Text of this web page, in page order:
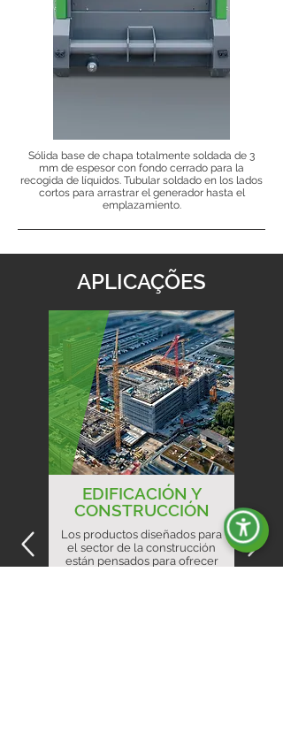
Sólida base de chapa totalmente soldada de 3
mm de espesor con fondo cerrado para la
recogida de líquidos. Tubular soldado en los lados
cortos para arrastrar el generador hasta el
emplazamiento.
APLICAÇÕES
EDIFICACIÓN Y
CONSTRUCCIÓN
Los productos diseñados para
el sector de la construcción
están pensados para ofrecer